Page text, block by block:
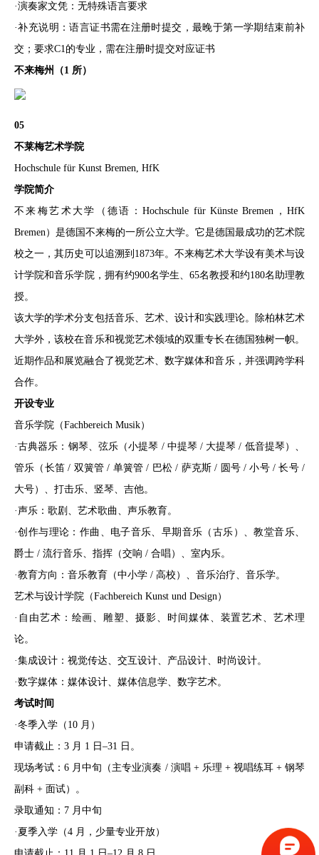
·演奏家文凭：无特殊语言要求
·补充说明：语言证书需在注册时提交，最晚于第一学期结束前补
交；要求C1的专业，需在注册时提交对应证书
不来梅州（1 所）
05
不莱梅艺术学院
Hochschule für Kunst Bremen, HfK
学院简介
不来梅艺术大学（德语：Hochschule für Künste Bremen，HfK
Bremen）是德国不来梅的一所公立大学。它是德国最成功的艺术院
校之一，其历史可以追溯到1873年。不来梅艺术大学设有美术与设
计学院和音乐学院，拥有约900名学生、65名教授和约180名助理教
授。
该大学的学术分支包括音乐、艺术、设计和实践理论。除柏林艺术
大学外，该校在音乐和视觉艺术领域的双重专长在德国独树一帜。
近期作品和展览融合了视觉艺术、数字媒体和音乐，并强调跨学科
合作。
开设专业
音乐学院（Fachbereich Musik）
·古典器乐：钢琴、弦乐（小提琴 / 中提琴 / 大提琴 / 低音提琴）、
管乐（长笛 / 双簧管 / 单簧管 / 巴松 / 萨克斯 / 圆号 / 小号 / 长号 /
大号）、打击乐、竖琴、吉他。
·声乐：歌剧、艺术歌曲、声乐教育。
·创作与理论：作曲、电子音乐、早期音乐（古乐）、教堂音乐、
爵士 / 流行音乐、指挥（交响 / 合唱）、室内乐。
·教育方向：音乐教育（中小学 / 高校）、音乐治疗、音乐学。
艺术与设计学院（Fachbereich Kunst und Design）
·自由艺术：绘画、雕塑、摄影、时间媒体、装置艺术、艺术理
论。
·集成设计：视觉传达、交互设计、产品设计、时尚设计。
·数字媒体：媒体设计、媒体信息学、数字艺术。
考试时间
·冬季入学（10 月）
申请截止：3 月 1 日–31 日。
现场考试：6 月中旬（主专业演奏 / 演唱 + 乐理 + 视唱练耳 + 钢琴
副科 + 面试）。
录取通知：7 月中旬
·夏季入学（4 月，少量专业开放）